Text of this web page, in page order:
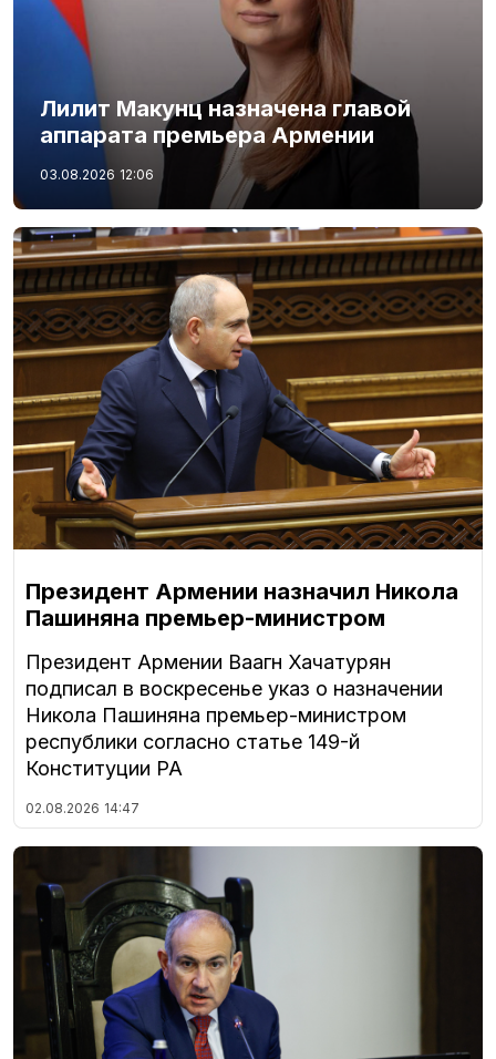
Лилит Макунц назначена главой
аппарата премьера Армении
03.08.2026 12:06
Президент Армении назначил Никола
Пашиняна премьер-министром
Президент Армении Ваагн Хачатурян
подписал в воскресенье указ о назначении
Никола Пашиняна премьер-министром
республики согласно статье 149-й
Конституции РА
02.08.2026 14:47